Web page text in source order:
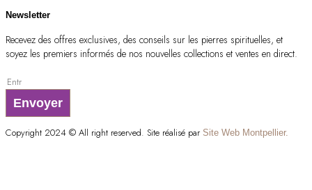
Newsletter
Recevez des offres exclusives, des conseils sur les pierres spirituelles, et
soyez les premiers informés de nos nouvelles collections et ventes en direct.
Envoyer
Copyright 2024 © All right reserved. Site réalisé par Site Web Montpellier.